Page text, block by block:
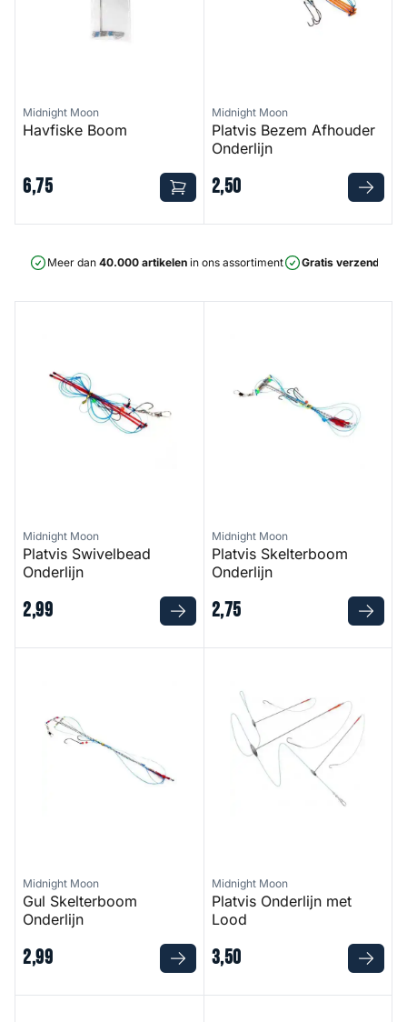
Midnight Moon
Havfiske Boom
6,75
Midnight Moon
Platvis Bezem Afhouder
Onderlijn
2,50
Meer dan 40.000 artikelen in ons assortiment Gratis verzending
Midnight Moon
Platvis Swivelbead
Onderlijn
2,99
Midnight Moon
Platvis Skelterboom
Onderlijn
2,75
Midnight Moon
Gul Skelterboom
Onderlijn
2,99
Midnight Moon
Platvis Onderlijn met
Lood
3,50